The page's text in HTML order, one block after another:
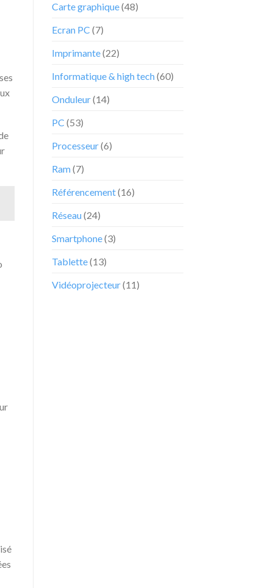
e-
Carte graphique(48)
Ecran PC (7)
Imprimante(22)
Informatique & high tech(60)
Onduleur(14)
PC (53)
Processeur(6)
Ram(7)
Référencement(16)
Réseau(24)
Smartphone(3)
Tablette(13)
Vidéoprojecteur(11)